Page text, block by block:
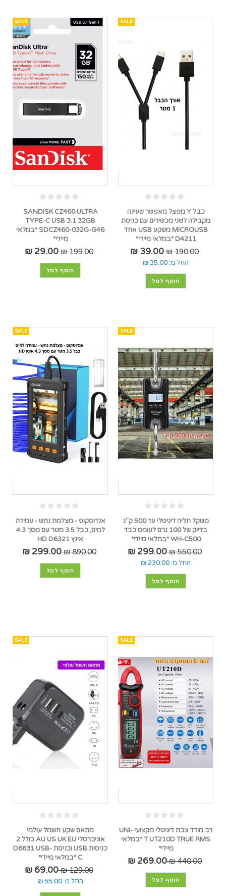
SALE
כבל Y מפצל מאפשר טעינה
מקבילה לשני מכשירים עם כניסת
MICROUSB משקע USB אחד
D4211 *במלאי מיידי*
190.00 ₪
39.00 ₪
החל מ: 35.00 ₪
הוסף לסל
SALE
SANDISK CZ460 ULTRA
TYPE-C USB 3.1 32GB
SDCZ460-032G-G46 *במלאי
מיידי*
199.00 ₪
29.00 ₪
הוסף לסל
SALE
משקל תליה דיגיטלי עד 500 ק"ג
בדיוק של 100 גרם לעומס כבד
WH-C500 *במלאי מיידי*
550.00 ₪
299.00 ₪
החל מ: 230.00 ₪
הוסף לסל
SALE
אנדוסקופ - מצלמת נחש - עמידה
למים, כבל 3.5 מטר עם מסך 4.3
אינץ HD D6321
890.00 ₪
299.00 ₪
הוסף לסל
SALE
רב מודד צבת דיגיטלי מקצועי UNI-
T UT210D TRUE RMS *במלאי
מיידי*
440.00 ₪
269.00 ₪
הוסף לסל
SALE
מתאם שקע חשמל עולמי
אוניברסלי AU US UK EU כולל 2
כניסות USB וכניסת D6631 USB-
C *במלאי מיידי*
129.00 ₪
69.00 ₪
החל מ: 55.00 ₪